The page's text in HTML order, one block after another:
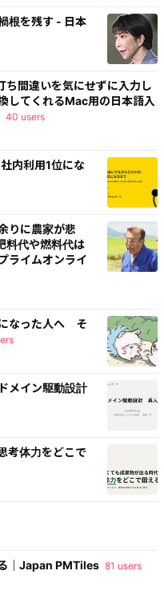
根を残す - 日本
ち間違いを気にせずに入力し
してくれるMac用の日本語入
40 users
内利用1位にな
りに農家が悲
代や燃料代は
ライムオンライ
なった人へ そ
メイン駆動設計
考体力をどこで
｜Japan PMTiles 81 users